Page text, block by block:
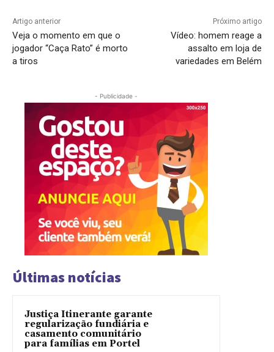
Artigo anterior
Veja o momento em que o
jogador “Caça Rato” é morto
a tiros
Próximo artigo
Vídeo: homem reage a
assalto em loja de
variedades em Belém
- Publicidade -
Últimas notícias
Justiça Itinerante garante
regularização fundiária e
casamento comunitário
para famílias em Portel